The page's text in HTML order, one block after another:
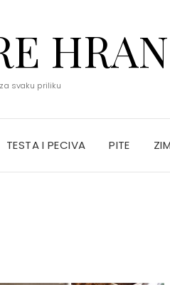
svaku priliku
TESTA I PECIVA PITE